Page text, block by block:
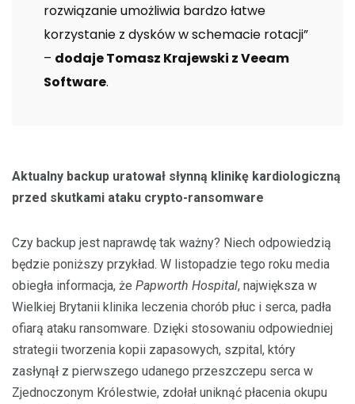
rozwiązanie umożliwia bardzo łatwe
korzystanie z dysków w schemacie rotacji”
– dodaje Tomasz Krajewski z Veeam
Software.
Aktualny backup uratował słynną klinikę kardiologiczną
przed skutkami ataku crypto-ransomware
Czy backup jest naprawdę tak ważny? Niech odpowiedzią
będzie poniższy przykład. W listopadzie tego roku media
obiegła informacja, że Papworth Hospital, największa w
Wielkiej Brytanii klinika leczenia chorób płuc i serca, padła
ofiarą ataku ransomware. Dzięki stosowaniu odpowiedniej
strategii tworzenia kopii zapasowych, szpital, który
zasłynął z pierwszego udanego przeszczepu serca w
Zjednoczonym Królestwie, zdołał uniknąć płacenia okupu